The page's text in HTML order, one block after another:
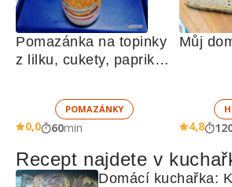
Pomazánka na topinky
z lilku, cukety, paprik,
žampionů
POMAZÁNKY
0,0 60min
Můj
4,8
Recept najdete v
Domácí kuchařka: